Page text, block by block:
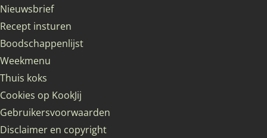
Nieuwsbrief
Recept insturen
Boodschappenlijst
Weekmenu
Thuis koks
Cookies op KookJij
Gebruikersvoorwaarden
Disclaimer en copyright